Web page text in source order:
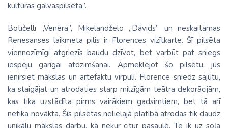
kultūras galvaspilsēta”.
Botičelli „Venēra”, Mikelandželo „Dāvids” un neskaitāmas
Renesanses laikmeta pilis ir Florences vizītkarte. Šī pilsēta
viennozīmīgi atgriezīs baudu dzīvot, bet varbūt pat sniegs
iespēju garīgai atdzimšanai. Apmeklējot šo pilsētu, jūs
ienirsiet mākslas un artefaktu virpulī. Florence sniedz sajūtu,
ka staigājat un atrodaties starp milzīgām teātra dekorācijām,
kas tika uzstādīta pirms vairākiem gadsimtiem, bet tā arī
netika novākta. Šīs pilsētas nelielajā platībā atrodas tik daudz
unikālu mākslas darbu, kā nekur citur pasaulē. Te ik uz soļa